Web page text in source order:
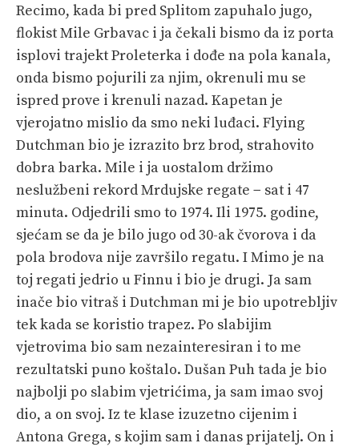
Recimo, kada bi pred Splitom zapuhalo jugo,
flokist Mile Grbavac i ja čekali bismo da iz porta
isplovi trajekt Proleterka i dođe na pola kanala,
onda bismo pojurili za njim, okrenuli mu se
ispred prove i krenuli nazad. Kapetan je
vjerojatno mislio da smo neki luđaci. Flying
Dutchman bio je izrazito brz brod, strahovito
dobra barka. Mile i ja uostalom držimo
neslužbeni rekord Mrdujske regate − sat i 47
minuta. Odjedrili smo to 1974. Ili 1975. godine,
sjećam se da je bilo jugo od 30-ak čvorova i da
pola brodova nije završilo regatu. I Mimo je na
toj regati jedrio u Finnu i bio je drugi. Ja sam
inače bio vitraš i Dutchman mi je bio upotrebljiv
tek kada se koristio trapez. Po slabijim
vjetrovima bio sam nezainteresiran i to me
rezultatski puno koštalo. Dušan Puh tada je bio
najbolji po slabim vjetrićima, ja sam imao svoj
dio, a on svoj. Iz te klase izuzetno cijenim i
Antona Grega, s kojim sam i danas prijatelj. On i